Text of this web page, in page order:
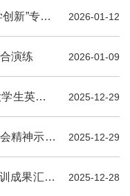
人工智能应用学院举办“AI赋能教学创新”专题教研活动 2026-01-12
演练 2026-01-09
我校学子在第四届 “创研杯” 全国大学生英语翻译竞赛中斩获佳绩 2025-12-29
河南共青团学习党的二十届四中全会精神示范宣讲活动在我校成功举办 2025-12-29
我校人工智能应用学院AI动态漫培训成果汇报圆满举行 2025-12-28